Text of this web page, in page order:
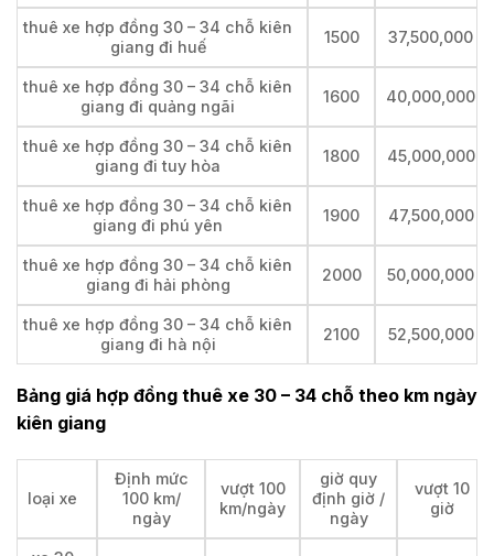
thuê xe hợp đồng 30 – 34 chỗ kiên
giang đi huế
1500 37,500,000
thuê xe hợp đồng 30 – 34 chỗ kiên
giang đi quảng ngãi
1600 40,000,000
thuê xe hợp đồng 30 – 34 chỗ kiên
giang đi tuy hòa
1800 45,000,000
thuê xe hợp đồng 30 – 34 chỗ kiên
giang đi phú yên
1900 47,500,000
thuê xe hợp đồng 30 – 34 chỗ kiên
giang đi hải phòng
2000 50,000,000
thuê xe hợp đồng 30 – 34 chỗ kiên
giang đi hà nội
2100 52,500,000
Bảng giá hợp đồng thuê xe 30 – 34 chỗ theo km ngày
kiên giang
loại xe
Định mức
100 km/
ngày
vượt 100
km/ngày
giờ quy
định giờ /
ngày
vượt 10
giờ